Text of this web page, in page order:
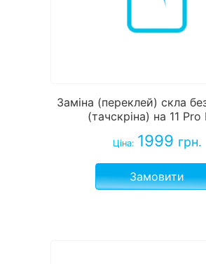
Заміна (переклей) скла
(тачскріна) на 11 Pro
Ціна: 1999 грн.
Замовити